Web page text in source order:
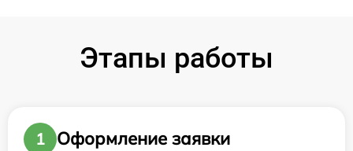
Этапы работы
1
Оформление заявки